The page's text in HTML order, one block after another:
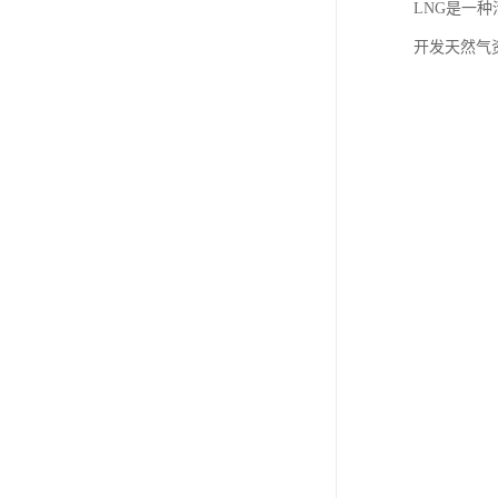
LNG是一种
开发天然气